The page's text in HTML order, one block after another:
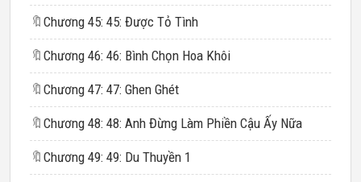
🔖 Chương 45: 45: Được Tỏ Tình
🔖 Chương 46: 46: Bình Chọn Hoa Khôi
🔖 Chương 47: 47: Ghen Ghét
🔖 Chương 48: 48: Anh Đừng Làm Phiền Cậu Ấy Nữa
🔖 Chương 49: 49: Du Thuyền 1